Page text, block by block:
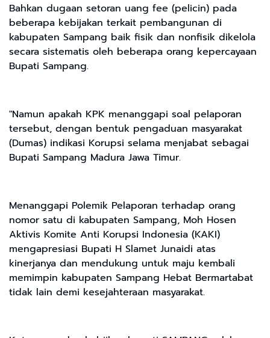
Bahkan dugaan setoran uang fee (pelicin) pada
beberapa kebijakan terkait pembangunan di
kabupaten Sampang baik fisik dan nonfisik dikelola
secara sistematis oleh beberapa orang kepercayaan
Bupati Sampang.
"Namun apakah KPK menanggapi soal pelaporan
tersebut, dengan bentuk pengaduan masyarakat
(Dumas) indikasi Korupsi selama menjabat sebagai
Bupati Sampang Madura Jawa Timur.
Menanggapi Polemik Pelaporan terhadap orang
nomor satu di kabupaten Sampang, Moh Hosen
Aktivis Komite Anti Korupsi Indonesia (KAKI)
mengapresiasi Bupati H Slamet Junaidi atas
kinerjanya dan mendukung untuk maju kembali
memimpin kabupaten Sampang Hebat Bermartabat
tidak lain demi kesejahteraan masyarakat.